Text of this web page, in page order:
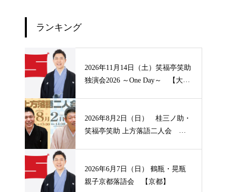
ランキング
2026年11月14日（土）笑福亭笑助
独演会2026 ～One Day～ 【大
2026年8月2日（日） 桂三ノ助・
笑福亭笑助 上方落語二人会
2026年6月7日（日） 鶴瓶・晃瓶
親子京都落語会 【京都】